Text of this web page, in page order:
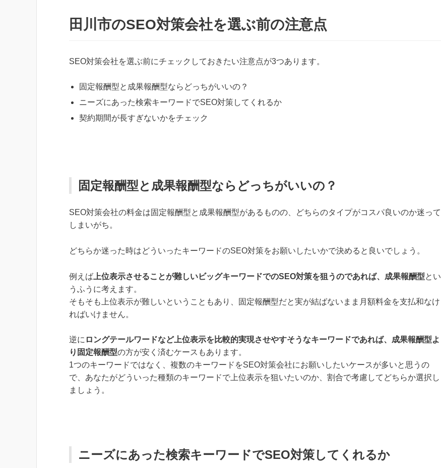
田川市のSEO対策会社を選ぶ前の注意点
SEO対策会社を選ぶ前にチェックしておきたい注意点が3つあります。
固定報酬型と成果報酬型ならどっちがいいの？
ニーズにあった検索キーワードでSEO対策してくれるか
契約期間が長すぎないかをチェック
固定報酬型と成果報酬型ならどっちがいいの？
SEO対策会社の料金は固定報酬型と成果報酬型があるものの、どちらのタイプがコスパ良いのか迷って
しまいがち。
どちらか迷った時はどういったキーワードのSEO対策をお願いしたいかで決めると良いでしょう。
例えば 上位表示させることが難しいビッグキーワードでのSEO対策を狙うのであれば、成果報酬型とい
うふうに考えます。
そもそも上位表示が難しいということもあり、固定報酬型だと実が結ばないまま月額料金を支払和なけ
ればいけません。
逆に ロングテールワードなど上位表示を比較的実現させやすそうなキーワードであれば、成果報酬型よ
り固定報酬型の方が安く済むケースもあります。
1つのキーワードではなく、複数のキーワードをSEO対策会社にお願いしたいケースが多いと思うの
で、あなたがどういった種類のキーワードで上位表示を狙いたいのか、割合で考慮してどちらか選択し
ましょう。
ニーズにあった検索キーワードでSEO対策してくれるか